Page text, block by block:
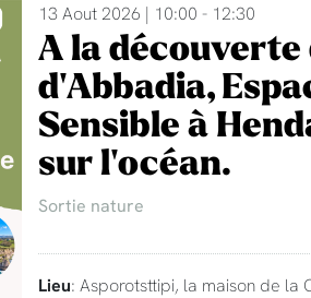
13 Aout 2026 | 10:00 - 12:30
A la
d'Abbadia,
Sensible à
sur l'océan.
Sortie nature
Lieu: Asporotsttipi, la maison de la